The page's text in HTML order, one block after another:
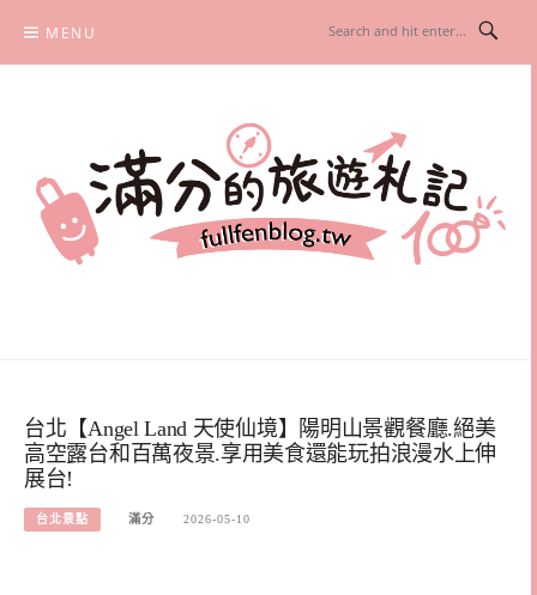
content
MENU
台北【Angel Land 天使仙境】陽明山景觀餐廳.絕美
高空露台和百萬夜景.享用美食還能玩拍浪漫水上伸
展台!
台北景點 滿分 2026-05-10